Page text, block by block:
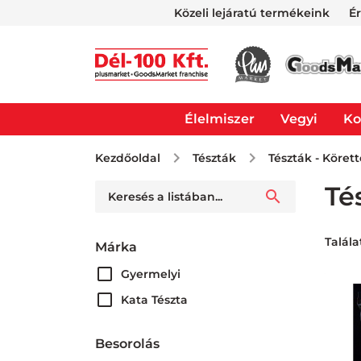
Közeli lejáratú termékeink
Élelmiszer Vegyi
Kezdőoldal Tészták Tészták -
Márka
Gyermelyi
Kata Tészta
Besorolás